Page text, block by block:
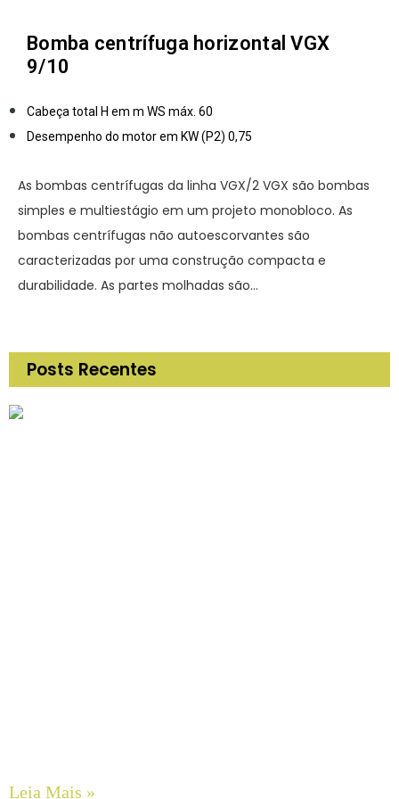
Bomba centrífuga horizontal VGX
9/10
Cabeça total H em m WS máx. 60
Desempenho do motor em KW (P2) 0,75
As bombas centrífugas da linha VGX/2 VGX são bombas
simples e multiestágio em um projeto monobloco. As
bombas centrífugas não autoescorvantes são
caracterizadas por uma construção compacta e
durabilidade. As partes molhadas são…
Posts Recentes
Leia Mais »